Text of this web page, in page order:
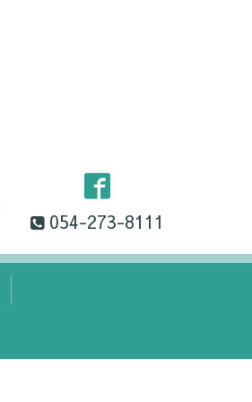
054-273-8111